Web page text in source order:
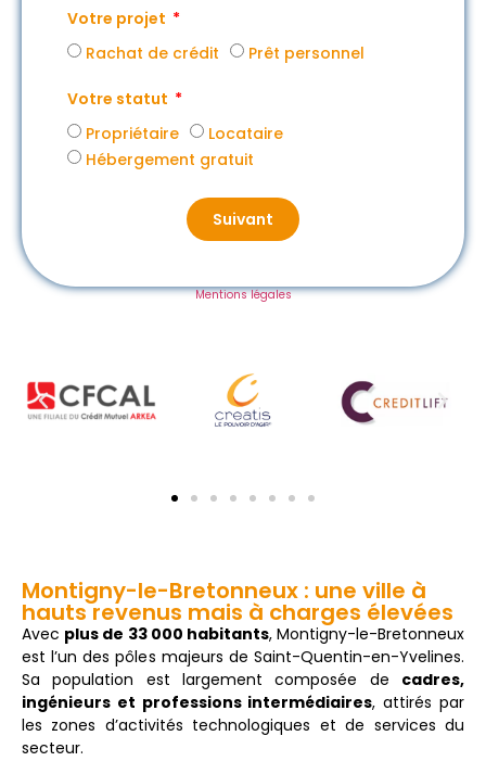
Votre projet
Rachat de crédit
Prêt personnel
Votre statut
Propriétaire
Locataire
Hébergement gratuit
Suivant
Mentions légales
Montigny-le-Bretonneux : une ville à
hauts revenus mais à charges élevées
Avec plus de 33 000 habitants, Montigny-le-Bretonneux
est l’un des pôles majeurs de Saint-Quentin-en-Yvelines.
Sa population est largement composée de cadres,
ingénieurs et professions intermédiaires, attirés par
les zones d’activités technologiques et de services du
secteur.